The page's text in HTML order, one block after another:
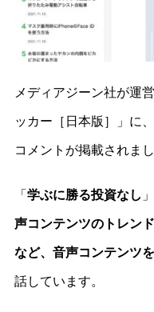
メディアジーン社が運
ッカー［日本版］」に
コメントが掲載されまし
「学ぶに勝る投資なし
声コンテンツのトレン
など、音声コンテンツ
話しています。